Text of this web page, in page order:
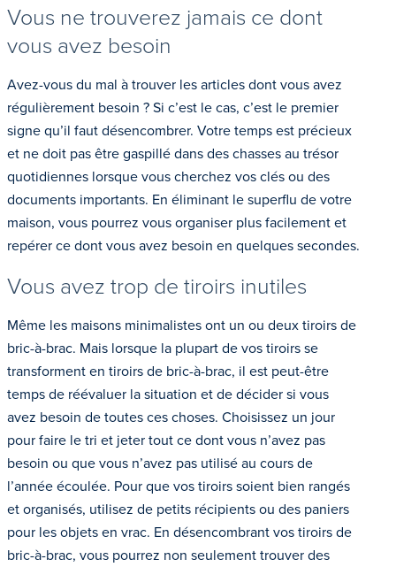
Vous ne trouverez jamais ce dont
vous avez besoin
Avez-vous du mal à trouver les articles dont vous avez
régulièrement besoin ? Si c’est le cas, c’est le premier
signe qu’il faut désencombrer. Votre temps est précieux
et ne doit pas être gaspillé dans des chasses au trésor
quotidiennes lorsque vous cherchez vos clés ou des
documents importants. En éliminant le superflu de votre
maison, vous pourrez vous organiser plus facilement et
repérer ce dont vous avez besoin en quelques secondes.
Vous avez trop de tiroirs inutiles
Même les maisons minimalistes ont un ou deux tiroirs de
bric-à-brac. Mais lorsque la plupart de vos tiroirs se
transforment en tiroirs de bric-à-brac, il est peut-être
temps de réévaluer la situation et de décider si vous
avez besoin de toutes ces choses. Choisissez un jour
pour faire le tri et jeter tout ce dont vous n’avez pas
besoin ou que vous n’avez pas utilisé au cours de
l’année écoulée. Pour que vos tiroirs soient bien rangés
et organisés, utilisez de petits récipients ou des paniers
pour les objets en vrac. En désencombrant vos tiroirs de
bric-à-brac, vous pourrez non seulement trouver des